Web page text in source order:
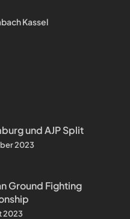
Kassel
und AJP Split
2023
Ground Fighting
2023